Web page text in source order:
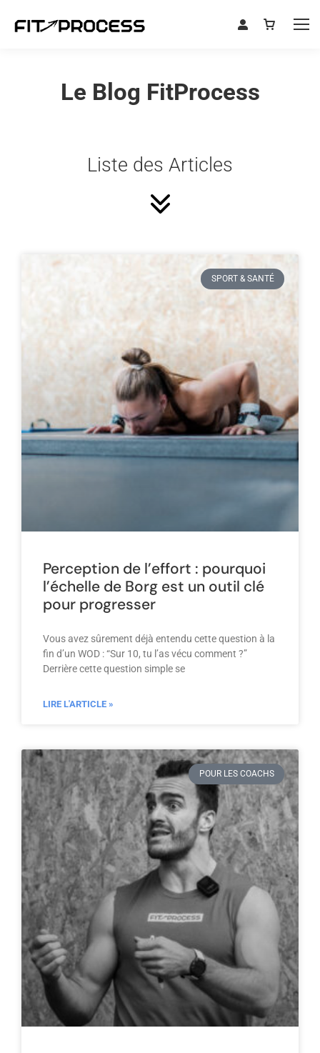
Le Blog FitProcess
Liste des Articles
SPORT & SANTÉ
Perception de l’effort : pourquoi
l’échelle de Borg est un outil clé
pour progresser
Vous avez sûrement déjà entendu cette question à la
fin d’un WOD : “Sur 10, tu l’as vécu comment ?”
Derrière cette question simple se
LIRE L'ARTICLE »
POUR LES COACHS